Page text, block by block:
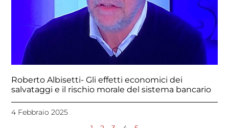
Roberto Albisetti- Gli effetti economici dei
salvataggi e il rischio morale del sistema bancario
4 Febbraio 2025